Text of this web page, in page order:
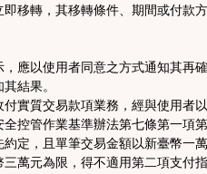
移轉，其移轉條件、期間或付款
應以使用者同意之方式通知其再
結果。
實質交易款項業務，經與使用者
控管作業基準辦法第七條第一項
定，且單筆交易金額以新臺幣一
萬元為限，得不適用第二項支付